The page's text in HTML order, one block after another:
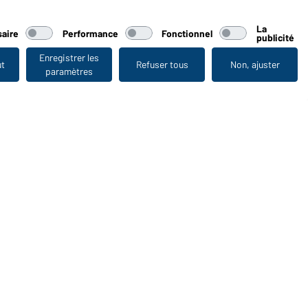
Vu en dernier
Performance Fonctionnel La
publicité
Enregistrer les
paramètres
Refuser tous Non, ajuster